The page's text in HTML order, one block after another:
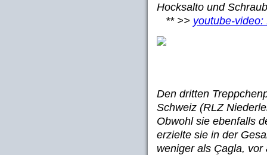
Hocksalto und
** >> youtube-video:
Den dritten
Schweiz (RLZ
Obwohl sie ebenfalls
erzielte sie in der
weniger als Çagla,